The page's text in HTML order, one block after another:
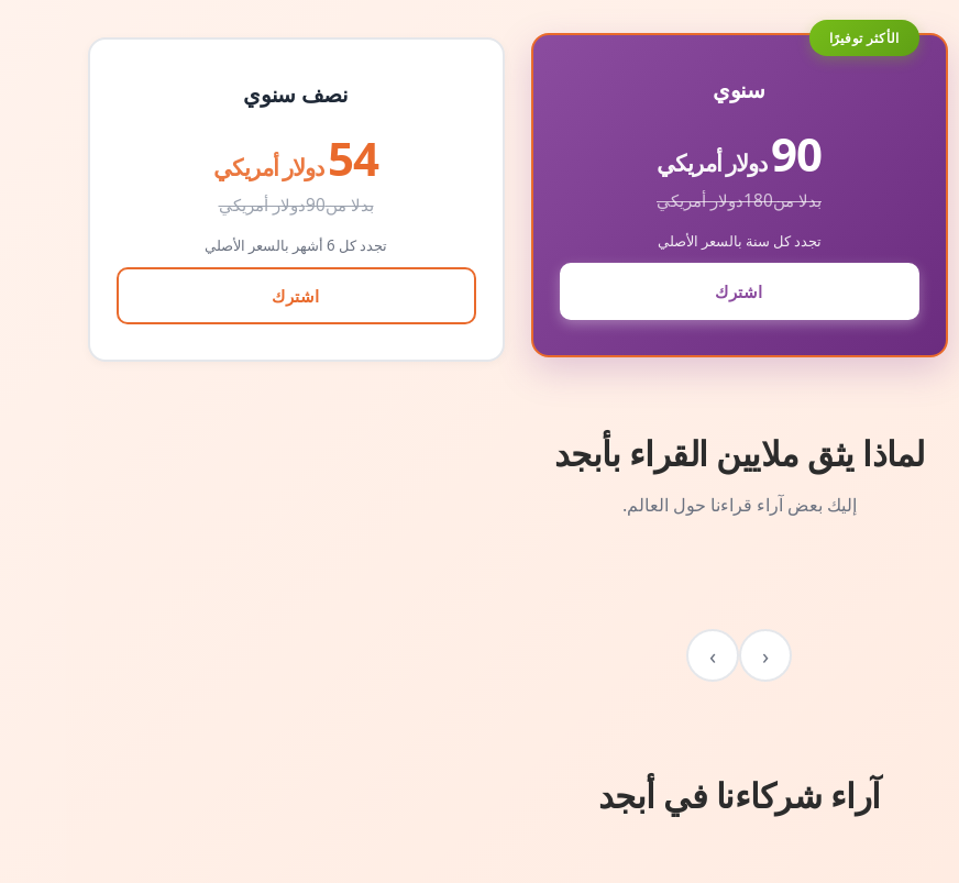
الأكثر توفيرًا
سنوي
90دولار أمريكي
بدلا من180دولار أمريكي
تجدد كل سنة بالسعر الأصلي
اشترك
نصف سنوي
54 دولار أمريكي
بدلا من90دولار أمريكي
تجدد كل 6 أشهر بالسعر الأصلي
اشترك
لماذا يثق ملايين القراء بأبجد
إليك بعض آراء قراءنا حول العالم.
‹
›
آراء شركاءنا في أبجد